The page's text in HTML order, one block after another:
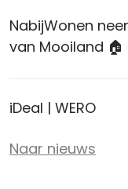
NabijWonen
van Mooiland 🏠
iDeal | WERO
Naar nieuws